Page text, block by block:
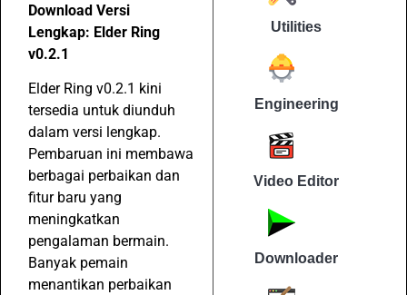
Download Versi
Lengkap: Elder Ring
v0.2.1
Elder Ring v0.2.1 kini
tersedia untuk diunduh
dalam versi lengkap.
Pembaruan ini membawa
berbagai perbaikan dan
fitur baru yang
meningkatkan
pengalaman bermain.
Banyak pemain
menantikan perbaikan
Utilities
Engineering
Video Editor
Downloader